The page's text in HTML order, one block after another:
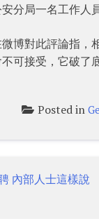
分局一名工作人
博對此評論指
可接受，它破了底
Posted in
內部人士這樣說